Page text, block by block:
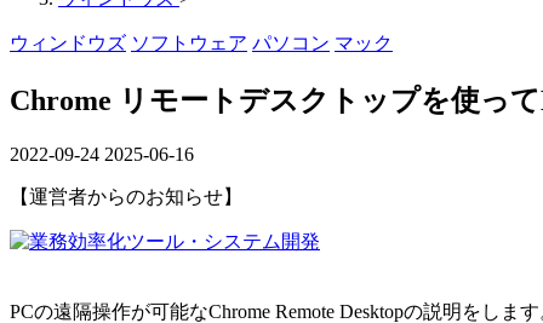
ウィンドウズ ソフトウェア パソコン マック
Chrome リモートデスクトップを使っ
2022-09-24 2025-06-16
【運営者からのお知らせ】
PCの遠隔操作が可能なChrome Remote Desktopの説明をしま